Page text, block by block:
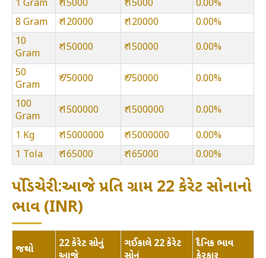
1 Gram
₹ 15000 ₹ 15000
0.00%
8 Gram
₹ 120000 ₹ 120000
0.00%
10
Gram
₹ 150000 ₹ 150000 0.00%
50
Gram
₹ 750000 ₹ 750000 0.00%
100
Gram
₹ 1500000 ₹ 1500000 0.00%
1 Kg ₹ 15000000 ₹ 15000000
0.00%
1 Tola
₹ 165000 ₹ 165000 0.00%
પોંડિચેરી:આજે પ્રતિ ગ્રામ 22 કેરેટ સોનાનો
ભાવ (INR)
જથ્થો
22 કેરેટ સોનું
ગઈકાલે 22 કેરેટ
દૈનિક ભાવ